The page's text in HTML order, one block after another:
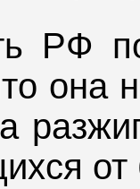
РФ
она